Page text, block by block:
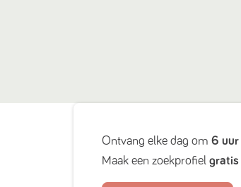
Ontvang elke dag om6 uur
Maak een zoekprofielgratis